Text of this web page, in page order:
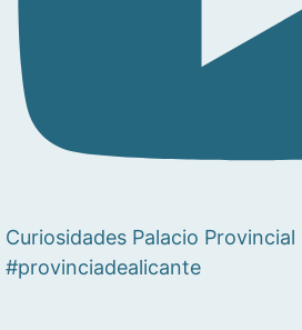
Curiosidades Palacio Provincial
#provinciadealicante